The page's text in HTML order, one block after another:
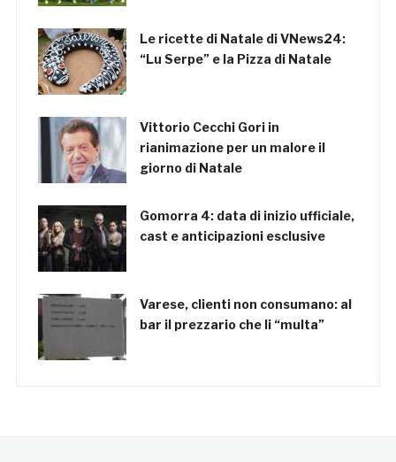
Le ricette di Natale di VNews24:
“Lu Serpe” e la Pizza di Natale
Vittorio Cecchi Gori in
rianimazione per un malore il
giorno di Natale
Gomorra 4: data di inizio ufficiale,
cast e anticipazioni esclusive
Varese, clienti non consumano: al
bar il prezzario che li “multa”